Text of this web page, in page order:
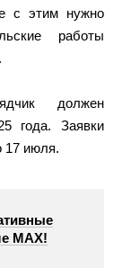
с этим нужно
работы
должен
года. Заявки
17 июля.
МАХ!